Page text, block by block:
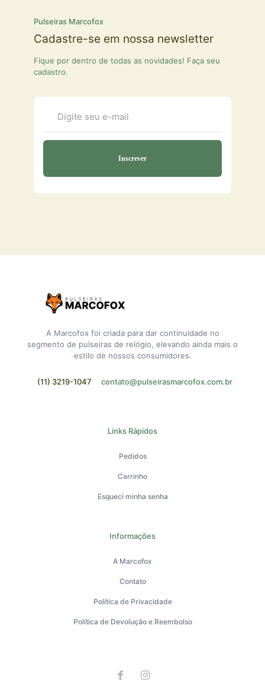
Pulseiras Marcofox
Cadastre-se em nossa newsletter
Fique por dentro de todas as novidades! Faça seu
cadastro.
A Marcofox foi criada para dar continuidade no
segmento de pulseiras de relógio, elevando ainda mais o
estilo de nossos consumidores.
(11) 3219-1047 contato@pulseirasmarcofox.com.br
Links Rápidos
Pedidos
Carrinho
Esqueci minha senha
Informações
A Marcofox
Contato
Política de Privacidade
Política de Devolução e Reembolso